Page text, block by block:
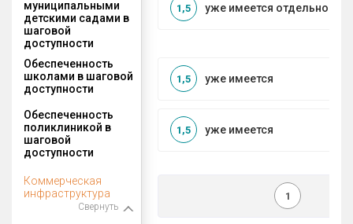
муниципальными
детскими садами в
шаговой
доступности
уже имеется
1,5
Обеспеченность
школами в шаговой
доступности
уже имеется
1,5
Обеспеченность
поликлиникой в
шаговой
доступности
уже имеется
1,5
Коммерческая
инфраструктура
Свернуть
1